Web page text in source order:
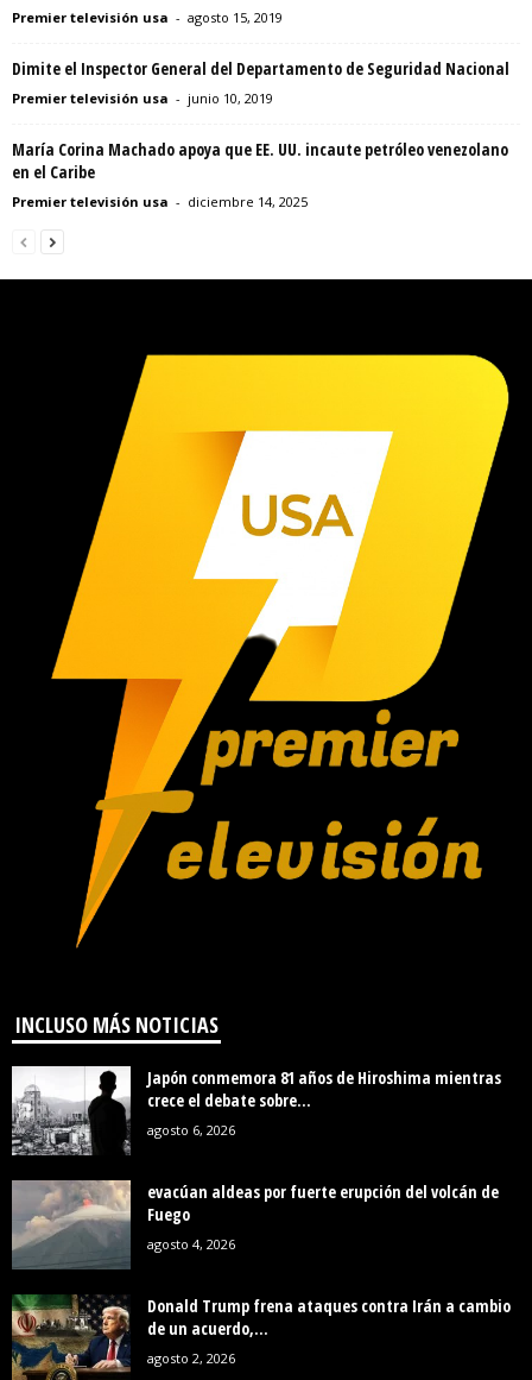
Premier televisión usa - agosto 15, 2019
Dimite el Inspector General del Departamento de Seguridad Nacional
Premier televisión usa - junio 10, 2019
María Corina Machado apoya que EE. UU. incaute petróleo venezolano
en el Caribe
Premier televisión usa - diciembre 14, 2025
INCLUSO MÁS NOTICIAS
Japón conmemora 81 años de Hiroshima mientras
crece el debate sobre...
agosto 6, 2026
evacúan aldeas por fuerte erupción del volcán de
Fuego
agosto 4, 2026
Donald Trump frena ataques contra Irán a cambio
de un acuerdo,...
agosto 2, 2026